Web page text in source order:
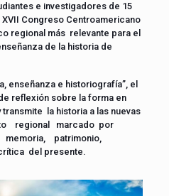
e investigadores de 15
Congreso Centroamericano
regional más relevante para el
de la historia de
enseñanza e historiografía”, el
reflexión sobre la forma en
la historia a las nuevas
regional marcado por
patrimonio,
del presente.